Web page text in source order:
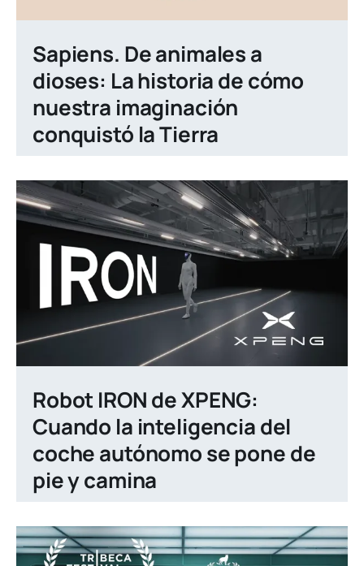
Sapiens. De animales a
dioses: La historia de cómo
nuestra imaginación
conquistó la Tierra
Robot IRON de XPENG:
Cuando la inteligencia del
coche autónomo se pone de
pie y camina